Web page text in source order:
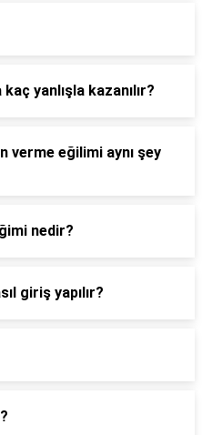
yanlışla kazanılır?
eğilimi aynı şey
nedir?
giriş yapılır?